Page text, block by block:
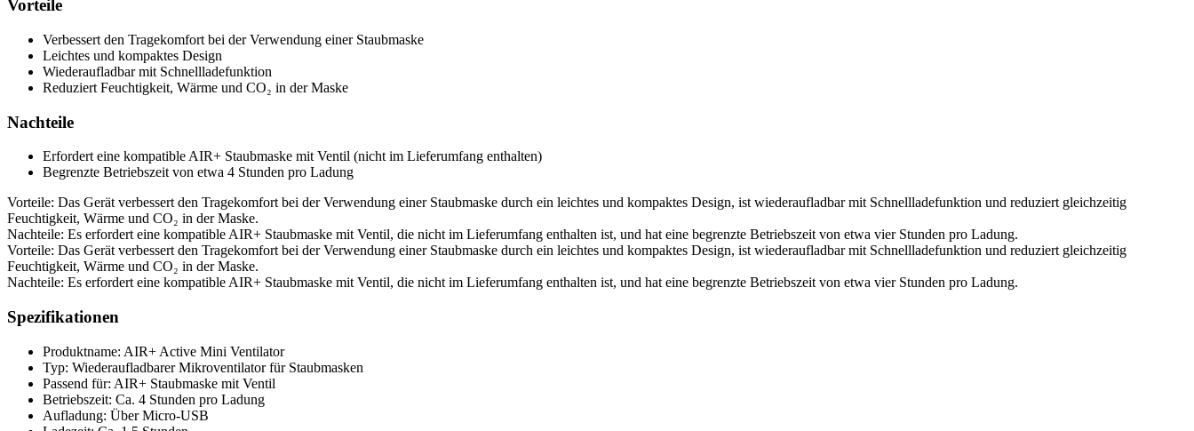
Vorteile
Verbessert den Tragekomfort bei der Verwendung einer Staubmaske
Leichtes und kompaktes Design
Wiederaufladbar mit Schnellladefunktion
Reduziert Feuchtigkeit, Wärme und CO₂ in der Maske
Nachteile
Erfordert eine kompatible AIR+ Staubmaske mit Ventil (nicht im Lieferumfang enthalten)
Begrenzte Betriebszeit von etwa 4 Stunden pro Ladung
Vorteile: Das Gerät verbessert den Tragekomfort bei der Verwendung einer Staubmaske durch ein leichtes und kompaktes Design, ist wiederaufladbar mit Schnellladefunktion und reduziert gleichzeitig
Feuchtigkeit, Wärme und CO₂ in der Maske.
Nachteile: Es erfordert eine kompatible AIR+ Staubmaske mit Ventil, die nicht im Lieferumfang enthalten ist, und hat eine begrenzte Betriebszeit von etwa vier Stunden pro Ladung.
Vorteile: Das Gerät verbessert den Tragekomfort bei der Verwendung einer Staubmaske durch ein leichtes und kompaktes Design, ist wiederaufladbar mit Schnellladefunktion und reduziert gleichzeitig
Feuchtigkeit, Wärme und CO₂ in der Maske.
Nachteile: Es erfordert eine kompatible AIR+ Staubmaske mit Ventil, die nicht im Lieferumfang enthalten ist, und hat eine begrenzte Betriebszeit von etwa vier Stunden pro Ladung.
Spezifikationen
Produktname: AIR+ Active Mini Ventilator
Typ: Wiederaufladbarer Mikroventilator für Staubmasken
Passend für: AIR+ Staubmaske mit Ventil
Betriebszeit: Ca. 4 Stunden pro Ladung
Aufladung: Über Micro-USB